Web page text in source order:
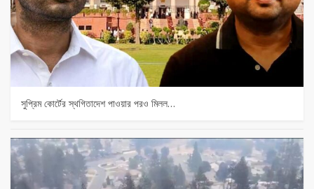
সুপ্রিম কোর্টের স্থগিতাদেশ পাওয়ার পর‌ও মিলল…